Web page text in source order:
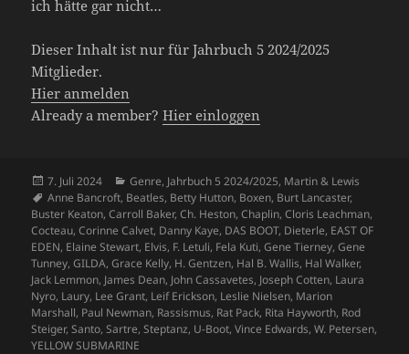
ich hätte gar nicht…
Dieser Inhalt ist nur für Jahrbuch 5 2024/2025
Mitglieder.
Hier anmelden
Already a member?Hier einloggen
Veröffentlicht
am
7. Juli 2024 Kategorien
Genre, Jahrbuch 5 2024/2025, Martin & Lewis
Schlagwörter
Anne Bancroft, Beatles, Betty Hutton, Boxen, Burt Lancaster,
Buster Keaton,Carroll Baker,Ch. Heston,Chaplin,Cloris Leachman,
Cocteau,Corinne Calvet, Danny Kaye, DAS BOOT, Dieterle, EAST OF
EDEN, Elaine Stewart, Elvis, F. Letuli, Fela Kuti,Gene Tierney,Gene
Tunney,GILDA,Grace Kelly, H. Gentzen, Hal B. Wallis, Hal Walker,
Jack Lemmon, James Dean, John Cassavetes, Joseph Cotten, Laura
Nyro, Laury, Lee Grant, Leif Erickson, Leslie Nielsen, Marion
Marshall, Paul Newman, Rassismus, Rat Pack, Rita Hayworth, Rod
Steiger,Santo,Sartre,Steptanz, U-Boot,Vince Edwards,W. Petersen,
YELLOW SUBMARINE